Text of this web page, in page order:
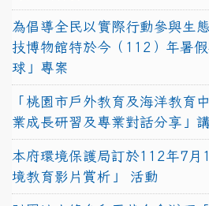
為倡導全民以實際行動參與生
技博物館特於今（112）年暑
球」專案
「桃園市戶外教育及海洋教育
業成長研習及專業對話分享」
本府環境保護局訂於112年7月
境教育影片賞析」 活動